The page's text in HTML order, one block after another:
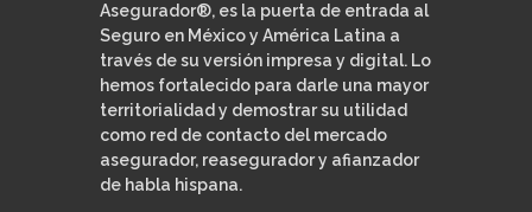
Asegurador®, es la puerta de entrada al
Seguro en México y América Latina a
través de su versión impresa y digital. Lo
hemos fortalecido para darle una mayor
territorialidad y demostrar su utilidad
como red de contacto del mercado
asegurador, reasegurador y afianzador
de habla hispana.